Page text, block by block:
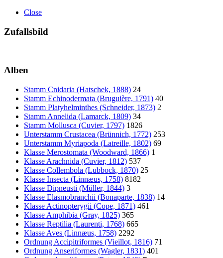
Close
Zufallsbild
Alben
Stamm Cnidaria (Hatschek, 1888) 24
Stamm Echinodermata (Bruguière, 1791) 40
Stamm Platyhelminthes (Schneider, 1873) 2
Stamm Annelida (Lamarck, 1809) 34
Stamm Mollusca (Cuvier, 1797) 1826
Unterstamm Crustacea (Brünnich, 1772) 253
Unterstamm Myriapoda (Latreille, 1802) 69
Klasse Merostomata (Woodward, 1866) 1
Klasse Arachnida (Cuvier, 1812) 537
Klasse Collembola (Lubbock, 1870) 25
Klasse Insecta (Linnæus, 1758) 8182
Klasse Dipneusti (Müller, 1844) 3
Klasse Elasmobranchii (Bonaparte, 1838) 14
Klasse Actinopterygii (Cope, 1871) 461
Klasse Amphibia (Gray, 1825) 365
Klasse Reptilia (Laurenti, 1768) 665
Klasse Aves (Linnæus, 1758) 2292
Ordnung Accipitriformes (Vieillot, 1816) 71
Ordnung Anseriformes (Wagler, 1831) 401